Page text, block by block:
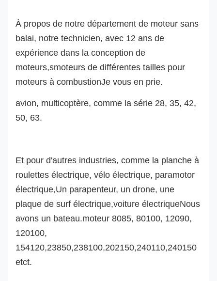
À propos de notre département de moteur sans
balai, notre technicien, avec 12 ans de
expérience dans la conception de
moteurs,smoteurs de différentes tailles pour
moteurs à combustionJe vous en prie.
avion, multicoptère, comme la série 28, 35, 42,
50, 63.
Et pour d'autres industries, comme la planche à
roulettes électrique, vélo électrique, paramotor
électrique,Un parapenteur, un drone, une
plaque de surf électrique,voiture électriqueNous
avons un bateau.moteur 8085, 80100, 12090,
120100,
154120,23850,238100,202150,240110,240150
etct.